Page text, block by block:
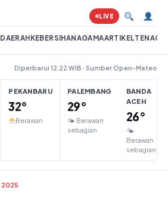
KEBERSIHANAGAMAARTIKELTENAGA
LIVE
Diperbarui 12.22 WIB · Sumber Open-Meteo
PEKANBARU
32°
Berawan
PALEMBANG
29°
🌤 Berawan
sebagian
BANDA
ACEH
26°
🌤
Berawan
sebagian
2025